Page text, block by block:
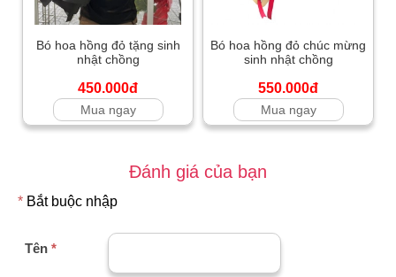
Bó hoa hồng đỏ tặng sinh
nhật chồng
450.000đ
Mua ngay
Bó hoa hồng đỏ chúc mừng
sinh nhật chồng
550.000đ
Mua ngay
Đánh giá của bạn
* Bắt buộc nhập
Tên *